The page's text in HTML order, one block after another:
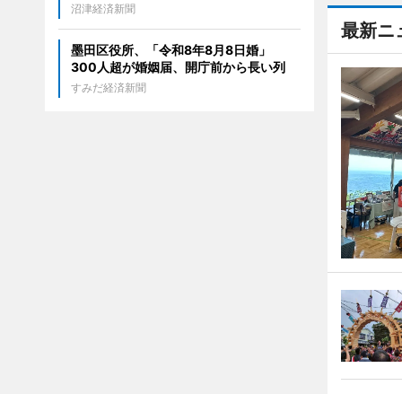
最新ニ
沼津経済新聞
墨田区役所、「令和8年8月8日婚」
300人超が婚姻届、開庁前から長い列
すみだ経済新聞